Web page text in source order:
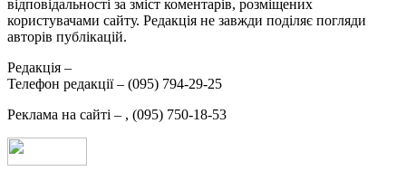
відповідальності за зміст коментарів, розміщених
користувачами сайту. Редакція не завжди поділяє погляди
авторів публікацій.
Редакція –
Телефон редакції – (095) 794-29-25
Реклама на сайті – , (095) 750-18-53